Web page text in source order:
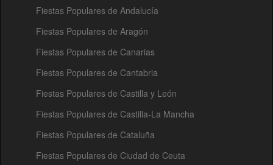
Fiestas Populares de Andalucía
Fiestas Populares de Aragón
Fiestas Populares de Canarias
Fiestas Populares de Cantabria
Fiestas Populares de Castilla y León
Fiestas Populares de Castilla-La Mancha
Fiestas Populares de Cataluña
Fiestas Populares de Ciudad de Ceuta